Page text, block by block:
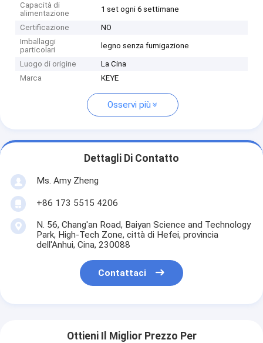
Capacità di
alimentazione
1 set ogni 6 settimane
Certificazione
NO
Imballaggi
particolari
legno senza fumigazione
Luogo di origine
La Cina
Marca
KEYE
Osservi più
Dettagli Di Contatto
Ms. Amy Zheng
+86 173 5515 4206
N. 56, Chang'an Road, Baiyan Science and Technology
Park, High-Tech Zone, città di Hefei, provincia
dell'Anhui, Cina, 230088
Contattaci
Ottieni Il Miglior Prezzo Per